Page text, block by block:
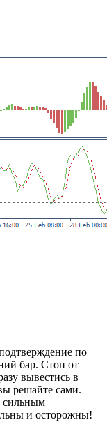
по
бар. Стоп от
вывестись в
решайте сами.
сильным
и осторожны!